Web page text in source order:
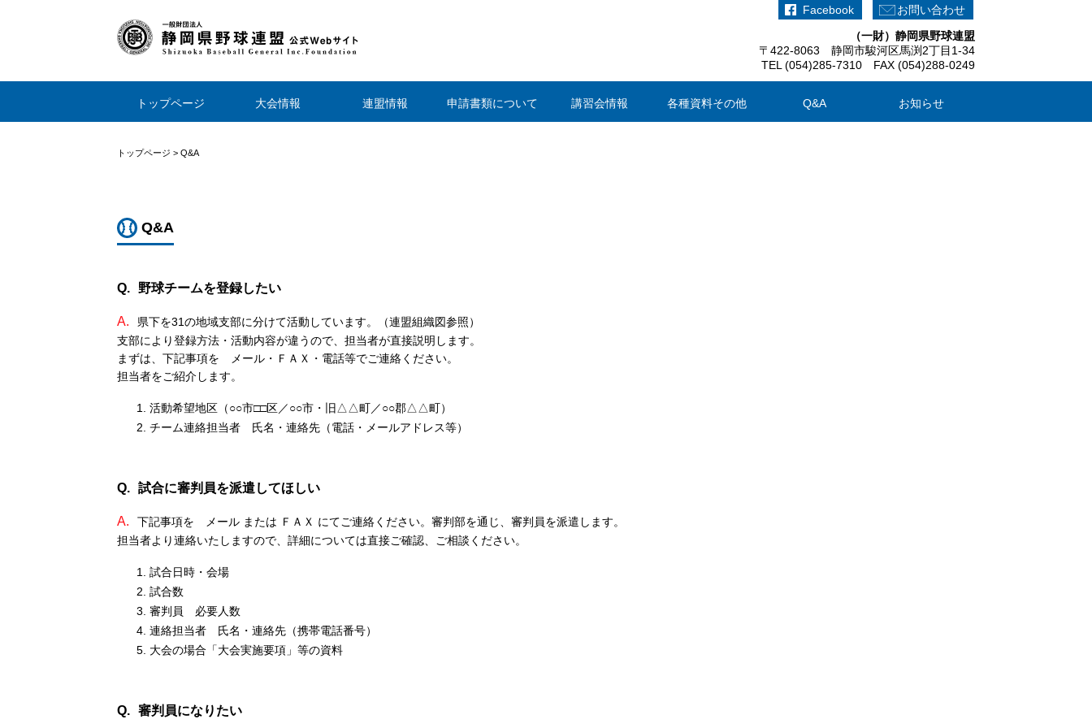
Facebook
お問い合わせ
（一財）静岡県野球連盟
〒422-8063 静岡市駿河区馬渕2丁目1-34
TEL (054)285-7310 FAX (054)288-0249
トップページ 大会情報 連盟情報 申請書類について 講習会情報 各種資料その他 Q&A お知らせ
トップページ > Q&A
Q&A
Q. 野球チームを登録したい
A.
県下を31の地域支部に分けて活動しています。（連盟組織図参照）
支部により登録方法・活動内容が違うので、担当者が直接説明します。
まずは、下記事項を メール・ＦＡＸ・電話等でご連絡ください。
担当者をご紹介します。
活動希望地区（○○市□□区／○○市・旧△△町／○○郡△△町）
チーム連絡担当者 氏名・連絡先（電話・メールアドレス等）
Q. 試合に審判員を派遣してほしい
A.
下記事項を メール または ＦＡＸ にてご連絡ください。審判部を通じ、審判員を派遣します。
担当者より連絡いたしますので、詳細については直接ご確認、ご相談ください。
試合日時・会場
試合数
審判員 必要人数
連絡担当者 氏名・連絡先（携帯電話番号）
大会の場合「大会実施要項」等の資料
Q. 審判員になりたい